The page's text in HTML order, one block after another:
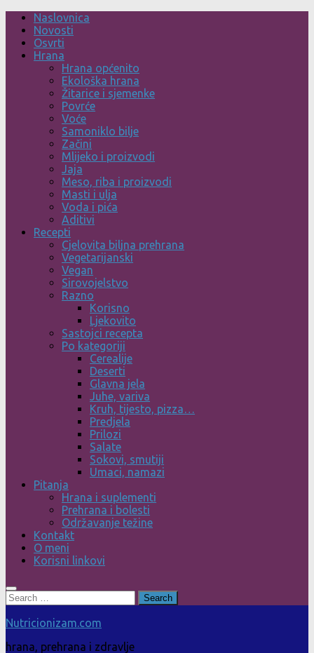
Skip
content
Naslovnica
Novosti
Osvrti
Hrana
Hrana općenito
Ekološka hrana
Žitarice i sjemenke
Povrće
Voće
Samoniklo bilje
Začini
Mlijeko i proizvodi
Jaja
Meso, riba i proizvodi
Masti i ulja
Voda i pića
Aditivi
Recepti
Cjelovita biljna prehrana
Vegetarijanski
Vegan
Sirovojelstvo
Razno
Korisno
Ljekovito
Sastojci recepta
Po kategoriji
Cerealije
Deserti
Glavna jela
Juhe, variva
Kruh, tijesto, pizza…
Predjela
Prilozi
Salate
Sokovi, smutiji
Umaci, namazi
Pitanja
Hrana i suplementi
Prehrana i bolesti
Održavanje težine
Kontakt
O meni
Korisni linkovi
Search
for:
Nutricionizam.com
hrana, prehrana i zdravlje